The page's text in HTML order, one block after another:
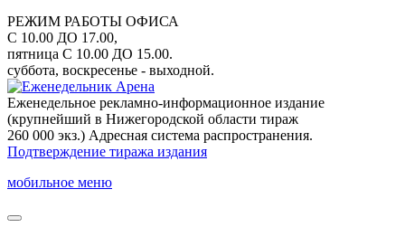
РЕЖИМ РАБОТЫ ОФИСА
С 10.00 ДО 17.00,
пятница С 10.00 ДО 15.00.
суббота, воскресенье - выходной.
Еженедельное рекламно-информационное издание
(крупнейший в Нижегородской области тираж
260 000 экз.) Адресная система распространения.
Подтверждение тиража издания
мобильное меню